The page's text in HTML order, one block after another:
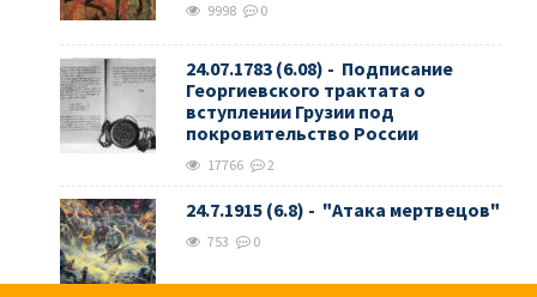
9998 0
24.07.1783 (6.08) - Подписание
Георгиевского трактата о
вступлении Грузии под
покровительство России
17766 2
24.7.1915 (6.8) - "Атака мертвецов"
753 0